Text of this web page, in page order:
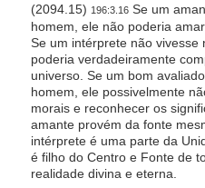
e
s
s
i
b
i
l
(2094.15) 196:3.16Se um
homem, ele não poderia
Se um intérprete não
poderia verdadeiramente
universo. Se um bom
homem, ele possivelmente
morais e reconhecer os
amante provém da fonte
intérprete é uma parte da
é filho do Centro e Fonte de
realidade divina e eterna.